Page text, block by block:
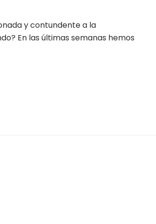
y contundente a la
En las últimas semanas hemos